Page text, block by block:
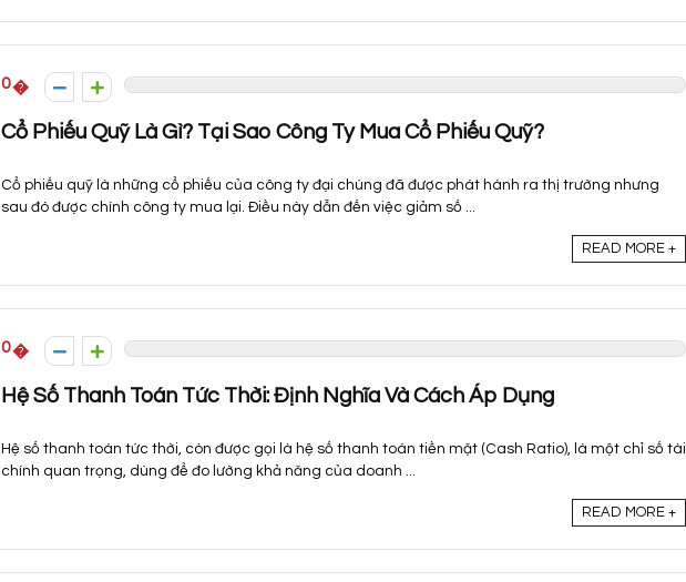
0
Cổ Phiếu Quỹ Là Gì? Tại Sao Công Ty Mua Cổ Phiếu Quỹ?
Cổ phiếu quỹ là những cổ phiếu của công ty đại chúng đã được phát hành ra thị trường nhưng
sau đó được chính công ty mua lại. Điều này dẫn đến việc giảm số ...
READ MORE +
0
Hệ Số Thanh Toán Tức Thời: Định Nghĩa Và Cách Áp Dụng
Hệ số thanh toán tức thời, còn được gọi là hệ số thanh toán tiền mặt (Cash Ratio), là một chỉ số tài
chính quan trọng, dùng để đo lường khả năng của doanh ...
READ MORE +